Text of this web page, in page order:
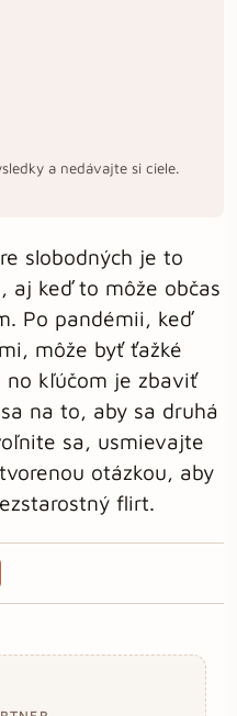
a nedávajte si ciele.
slobodných je to
aj keď to môže občas
Po pandémii, keď
môže byť ťažké
no kľúčom je zbaviť
na to, aby sa druhá
sa, usmievajte
otázkou, aby
flirt.